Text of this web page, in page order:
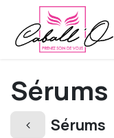
Se rendre au contenu
Sérums
Sérums